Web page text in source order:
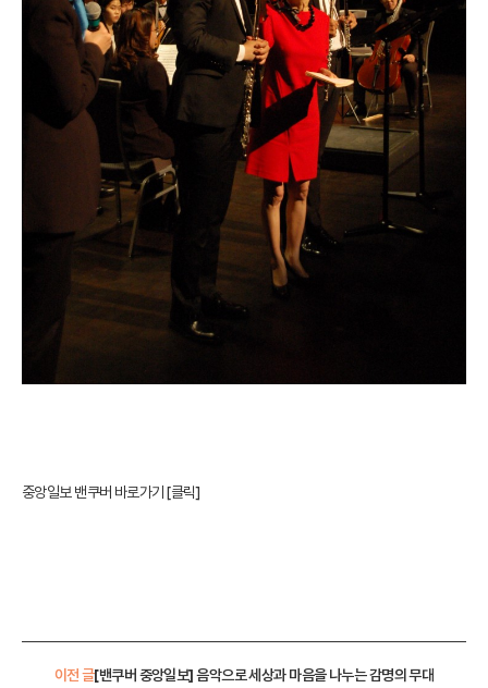
중앙일보 밴쿠버 바로가기 [클릭]
이전 글[밴쿠버 중앙일보] 음악으로 세상과 마음을 나누는 감명의 무대